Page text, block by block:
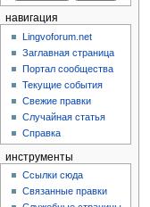
навигация
Lingvoforum.net
Заглавная страница
Портал сообщества
Текущие события
Свежие правки
Случайная статья
Справка
инструменты
Ссылки сюда
Связанные правки